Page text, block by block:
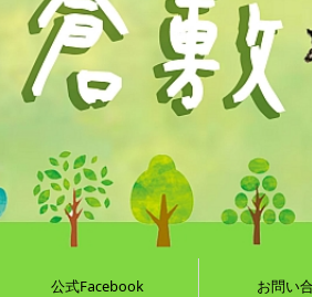
公式Facebook お問い